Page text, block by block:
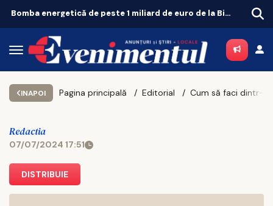
Examenul de specialitate pentru medici se schimbă radical din toamnă
INAPOI Pagina principală Editorial
Redactia
07/07/2024 17:51
DISTRIBUIE